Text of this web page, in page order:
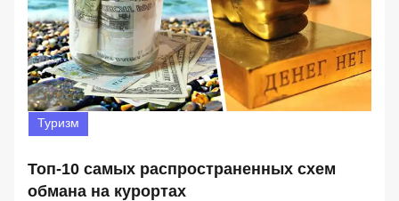
Туризм
Топ-10 самых распространенных схем
обмана на курортах